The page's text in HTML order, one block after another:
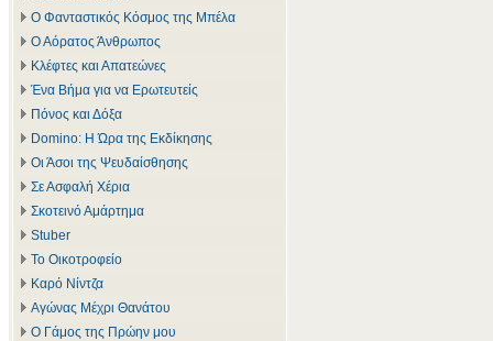
Ο Φανταστικός Κόσμος της Μπέλα
Ο Αόρατος Άνθρωπος
Κλέφτες και Απατεώνες
Ένα Βήμα για να Ερωτευτείς
Πόνος και Δόξα
Domino: Η Ώρα της Εκδίκησης
Οι Άσοι της Ψευδαίσθησης
Σε Ασφαλή Χέρια
Σκοτεινό Αμάρτημα
Stuber
Το Οικοτροφείο
Καρό Νίντζα
Αγώνας Μέχρι Θανάτου
Ο Γάμος της Πρώην μου